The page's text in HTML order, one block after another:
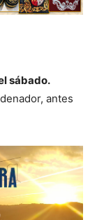
sábado.
antes